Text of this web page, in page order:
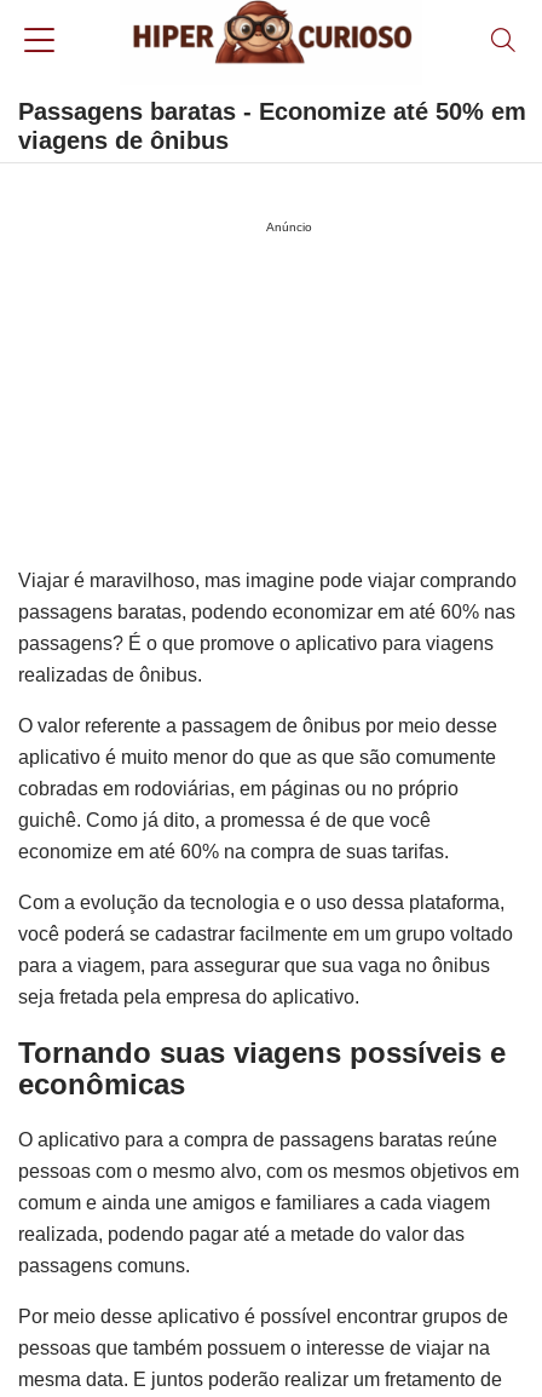
Passagens baratas - Economize até 50% em
viagens de ônibus
Anúncio
Viajar é maravilhoso, mas imagine pode viajar comprando
passagens baratas, podendo economizar em até 60% nas
passagens? É o que promove o aplicativo para viagens
realizadas de ônibus.
O valor referente a passagem de ônibus por meio desse
aplicativo é muito menor do que as que são comumente
cobradas em rodoviárias, em páginas ou no próprio
guichê. Como já dito, a promessa é de que você
economize em até 60% na compra de suas tarifas.
Com a evolução da tecnologia e o uso dessa plataforma,
você poderá se cadastrar facilmente em um grupo voltado
para a viagem, para assegurar que sua vaga no ônibus
seja fretada pela empresa do aplicativo.
Tornando suas viagens possíveis e
econômicas
O aplicativo para a compra de passagens baratas reúne
pessoas com o mesmo alvo, com os mesmos objetivos em
comum e ainda une amigos e familiares a cada viagem
realizada, podendo pagar até a metade do valor das
passagens comuns.
Por meio desse aplicativo é possível encontrar grupos de
pessoas que também possuem o interesse de viajar na
mesma data. E juntos poderão realizar um fretamento de